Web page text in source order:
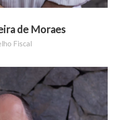
de Moraes
Fiscal